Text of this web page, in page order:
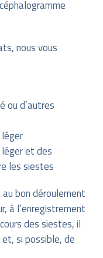
nous vous
ou d’autres
et des
les siestes
bon déroulement
à l’enregistrement
des siestes, il
si possible, de